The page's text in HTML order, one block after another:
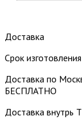
Доставка
Срок
Доставка по
БЕСПЛАТНО
Доставка внутрь